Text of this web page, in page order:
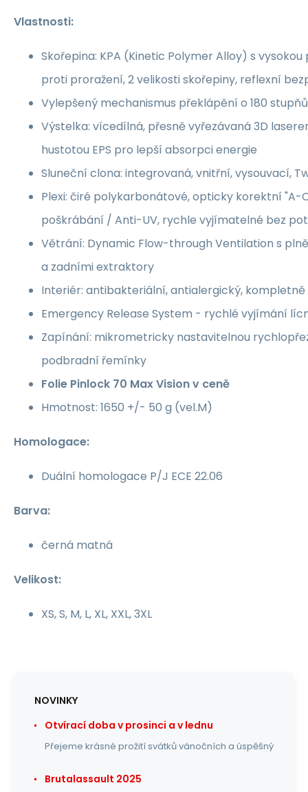
Vlastnosti:
Skořepina: KPA (Kinetic Polymer Alloy) s
proti proražení, 2 velikosti skořepiny, reflexní
Vylepšený mechanismus překlápění o 180 stupňů
Výstelka: vícedílná, přesně vyřezávaná 3D
hustotou EPS pro lepší absorpci energie
Sluneční clona: integrovaná, vnitřní, vysouvací,
Plexi: čiré polykarbonátové, opticky korektní "A-
poškrábání / Anti-UV, rychle vyjímatelné bez
Větrání: Dynamic Flow-­through Ventilation s
a zadními extraktory
Interiér: antibakteriální, antialergický,
Emergency Release System - rychlé vyjímání
Zapínání: mikrometricky nastavitelnou
podbradní řemínky
Folie Pinlock 70 Max Vision v ceně
Hmotnost: 1650 +/- 50 g (vel.M)
Homologace:
Duální homologace P/J ECE 22.06
Barva:
černá matná
Velikost:
XS, S, M, L, XL, XXL, 3XL
NOVINKY
Otvírací doba v prosinci a v lednu
Přejeme krásné prožití svátků vánočních a úspěšný
Brutalassault 2025